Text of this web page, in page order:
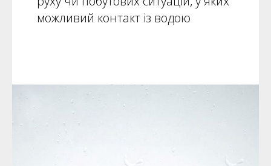
можливий контакт із водою